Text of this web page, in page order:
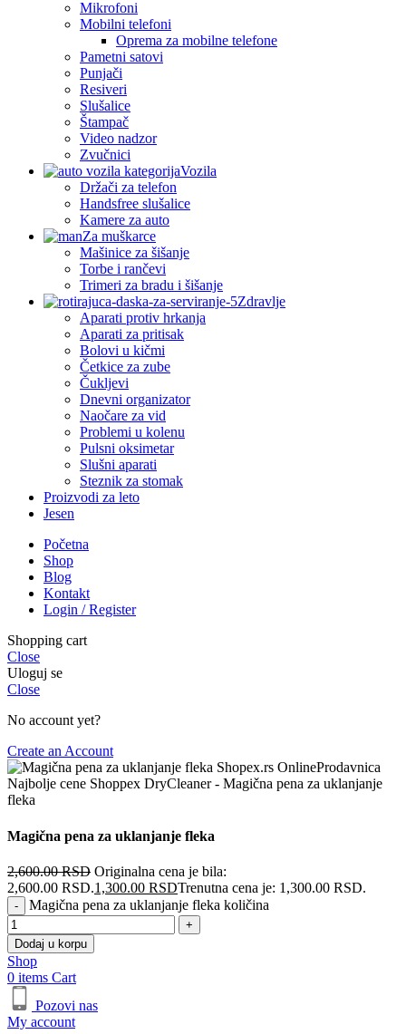
Mikrofoni
Mobilni telefoni
Oprema za mobilne telefone
Pametni satovi
Punjači
Resiveri
Slušalice
Štampač
Video nadzor
Zvučnici
Vozila
Držači za telefon
Handsfree slušalice
Kamere za auto
Za muškarce
Mašinice za šišanje
Torbe i rančevi
Trimeri za bradu i šišanje
Zdravlje
Aparati protiv hrkanja
Aparati za pritisak
Bolovi u kičmi
Četkice za zube
Čukljevi
Dnevni organizator
Naočare za vid
Problemi u kolenu
Pulsni oksimetar
Slušni aparati
Steznik za stomak
Proizvodi za leto
Jesen
Početna
Shop
Blog
Kontakt
Login / Register
Shopping cart
Close
Uloguj se
Close
No account yet?
Create an Account
Magična pena za uklanjanje fleka
2,600.00RSD Originalna cena je bila:
2,600.00 RSD.1,300.00 RSDTrenutna cena je: 1,300.00 RSD.
Magična pena za uklanjanje fleka količina
Dodaj u korpu
Shop
0 items Cart
Pozovi nas
My account